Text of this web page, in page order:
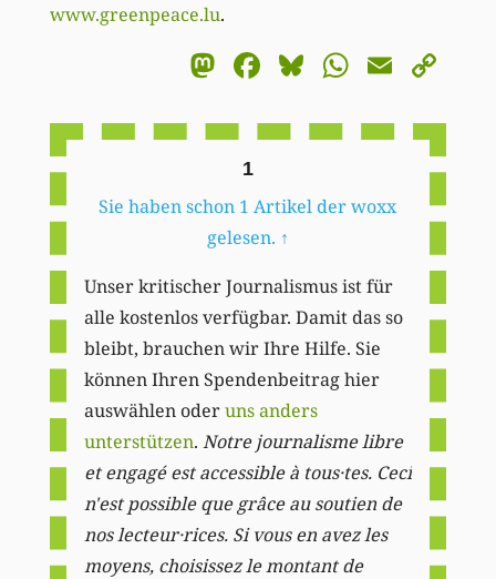
www.greenpeace.lu.
Mastodon
Facebook
BlueskyEmail
1
Sie haben schon 1 Artikel der woxx
gelesen. ↑
Unser kritischer Journalismus ist für
alle kostenlos verfügbar. Damit das so
bleibt, brauchen wir Ihre Hilfe. Sie
können Ihren Spendenbeitrag hier
auswählen oderuns anders
unterstützen. Notre journalisme libre
et engagé est accessible à tous·tes. Ceci
n'est possible que grâce au soutien de
nos lecteur·rices. Si vous en avez les
moyens, choisissez le montant de